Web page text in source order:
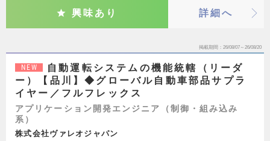
興味あり 詳細へ
掲載期間 26/08/07～26/08/20
NEW
自動運転システムの機能統轄（リーダ
ー）【品川】◆グローバル自動車部品サプラ
イヤー／フルフレックス
アプリケーション開発エンジニア（制御・組み込み
系）
株式会社ヴァレオジャパン